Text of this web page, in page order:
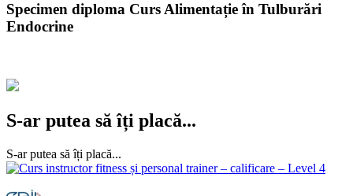
Specimen diploma Curs Alimentație în Tulburări
Endocrine
S-ar putea să îți placă...
S-ar putea să îți placă...